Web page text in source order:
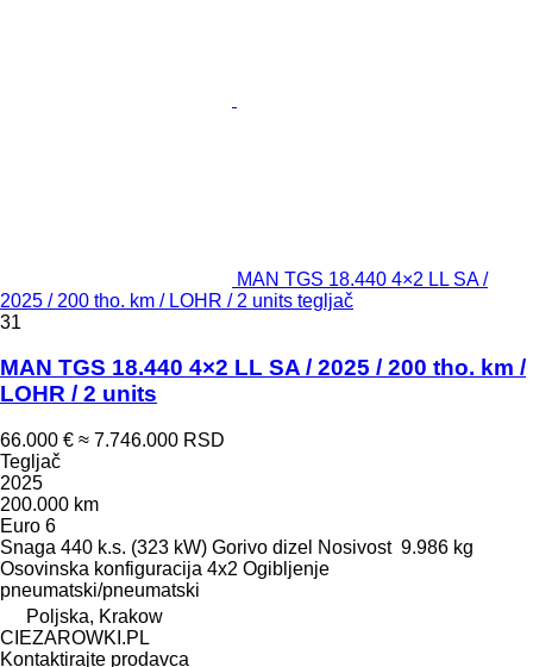
MAN TGS 18.440 4×2 LL SA /
2025 / 200 tho. km / LOHR / 2 units tegljač
31
MAN TGS 18.440 4×2 LL SA / 2025 / 200 tho. km /
LOHR / 2 units
66.000 € ≈ 7.746.000 RSD
Tegljač
2025
200.000 km
Euro 6
Snaga 440 k.s. (323 kW) Gorivo dizel Nosivost 9.986 kg
Osovinska konfiguracija 4x2 Ogibljenje
pneumatski/pneumatski
Poljska, Krakow
CIEZAROWKI.PL
Kontaktirajte prodavca